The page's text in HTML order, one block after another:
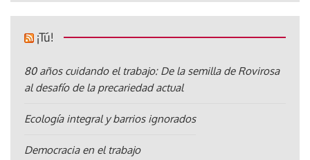
¡Tú!
80 años cuidando el trabajo: De la semilla de Rovirosa
al desafío de la precariedad actual
Ecología integral y barrios ignorados
Democracia en el trabajo